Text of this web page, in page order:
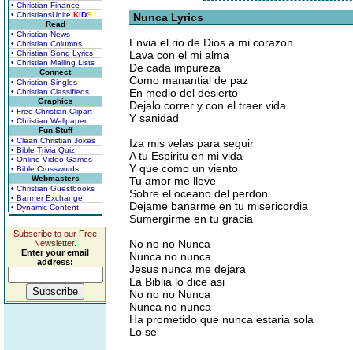
• Christian Finance
• ChristiansUnite KIDS
Read
• Christian News
• Christian Columns
• Christian Song Lyrics
• Christian Mailing Lists
Connect
• Christian Singles
• Christian Classifieds
Graphics
• Free Christian Clipart
• Christian Wallpaper
Fun Stuff
• Clean Christian Jokes
• Bible Trivia Quiz
• Online Video Games
• Bible Crosswords
Webmasters
• Christian Guestbooks
• Banner Exchange
• Dynamic Content
Subscribe to our Free
Newsletter.
Enter your email
address:
Nunca Lyrics
Envia el rio de Dios a mi corazon
Lava con el mi alma
De cada impureza
Como manantial de paz
En medio del desierto
Dejalo correr y con el traer vida
Y sanidad
Iza mis velas para seguir
A tu Espiritu en mi vida
Y que como un viento
Tu amor me lleve
Sobre el oceano del perdon
Dejame banarme en tu misericordia
Sumergirme en tu gracia
No no no Nunca
Nunca no nunca
Jesus nunca me dejara
La Biblia lo dice asi
No no no Nunca
Nunca no nunca
Ha prometido que nunca estaria sola
Lo se